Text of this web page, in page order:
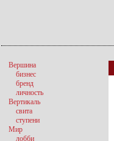
Вершина
бизнес
бренд
личность
Вертикаль
свита
ступени
Мир
лобби